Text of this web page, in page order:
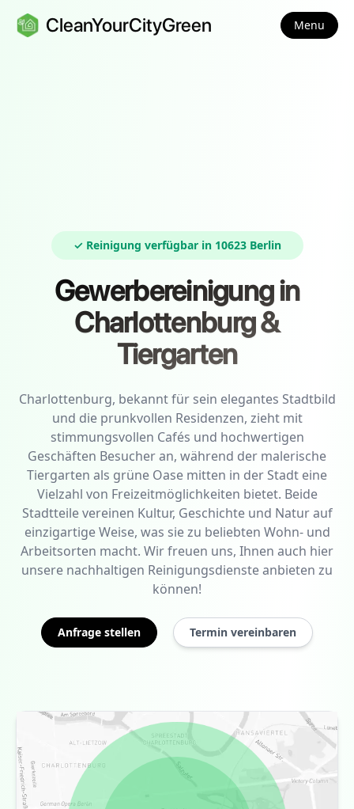
CleanYourCityGreen Menu
✓ Reinigung verfügbar in 10623 Berlin
Gewerbereinigung in
Charlottenburg &
Tiergarten
Charlottenburg, bekannt für sein elegantes Stadtbild
und die prunkvollen Residenzen, zieht mit
stimmungsvollen Cafés und hochwertigen
Geschäften Besucher an, während der malerische
Tiergarten als grüne Oase mitten in der Stadt eine
Vielzahl von Freizeitmöglichkeiten bietet. Beide
Stadtteile vereinen Kultur, Geschichte und Natur auf
einzigartige Weise, was sie zu beliebten Wohn- und
Arbeitsorten macht. Wir freuen uns, Ihnen auch hier
unsere nachhaltigen Reinigungsdienste anbieten zu
können!
Anfrage stellen Termin vereinbaren